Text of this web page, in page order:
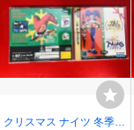
クリスマス ナイツ 冬季限